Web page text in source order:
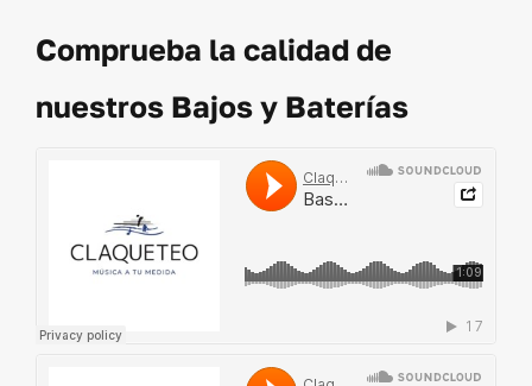
Comprueba la calidad de
nuestros Bajos y Baterías